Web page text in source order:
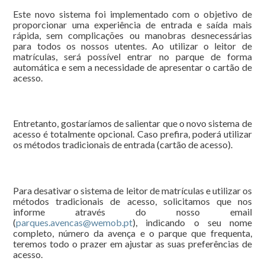
Este novo sistema foi implementado com o objetivo de
proporcionar uma experiência de entrada e saída mais
rápida, sem complicações ou manobras desnecessárias
para todos os nossos utentes. Ao utilizar o leitor de
matrículas, será possível entrar no parque de forma
automática e sem a necessidade de apresentar o cartão de
acesso.
Entretanto, gostaríamos de salientar que o novo sistema de
acesso é totalmente opcional. Caso prefira, poderá utilizar
os métodos tradicionais de entrada (cartão de acesso).
Para desativar o sistema de leitor de matrículas e utilizar os
métodos tradicionais de acesso, solicitamos que nos
informe através do nosso email
(parques.avencas@wemob.pt), indicando o seu nome
completo, número da avença e o parque que frequenta,
teremos todo o prazer em ajustar as suas preferências de
acesso.